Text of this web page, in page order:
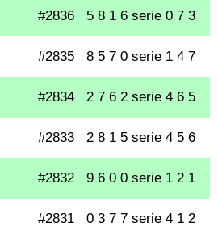
#2836 5 8 1 6 serie 0 7 3
#2835 8 5 7 0 serie 1 4 7
#2834 2 7 6 2 serie 4 6 5
#2833 2 8 1 5 serie 4 5 6
#2832 9 6 0 0 serie 1 2 1
#2831 0 3 7 7 serie 4 1 2